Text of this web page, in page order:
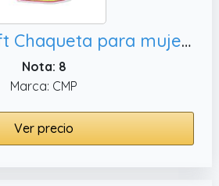
CMP High Loft Chaqueta para mujer de forro polar, tamaño 4 años (104 cm)
Nota: 8
Marca: CMP
Ver precio